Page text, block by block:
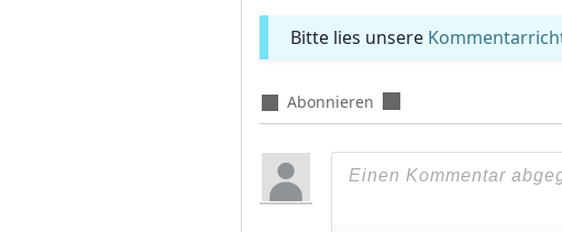
Bitte lies unsere
Abonnieren